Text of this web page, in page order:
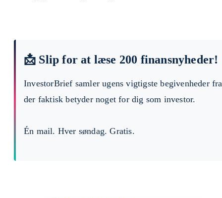
📩 Slip for at læse 200 finansnyheder!
InvestorBrief samler ugens vigtigste begivenheder
der faktisk betyder noget for dig som investor.
Én mail. Hver søndag. Gratis.